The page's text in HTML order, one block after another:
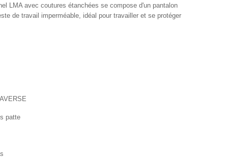
LMA avec coutures étanchées se compose d'un pantalon
de travail imperméable, idéal pour travailler et se protéger
patte